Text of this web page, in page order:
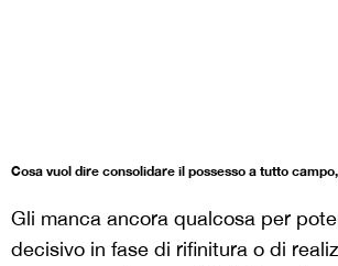
Cosa vuol dire consolidare il possesso a tutto
Gli manca ancora qualcosa per
decisivo in fase di rifinitura o di